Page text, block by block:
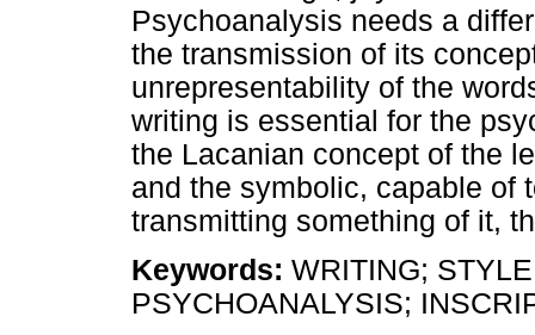
Psychoanalysis needs a
the transmission of its
unrepresentability of the
writing is essential for the
the Lacanian concept of the
and the symbolic, capable of
transmitting something of it,
Keywords: WRITING;
PSYCHOANALYSIS;